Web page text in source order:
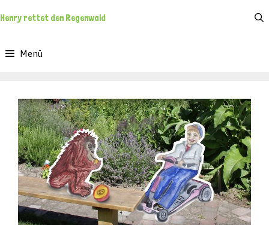
Inhalt
Henry rettet den Regenwald
Menü